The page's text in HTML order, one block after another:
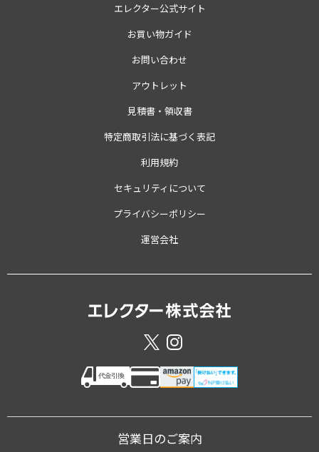
エレクター公式サイト
お買い物ガイド
お問い合わせ
アウトレット
見積書・領収書
特定商取引法に基づく表記
利用規約
セキュリティについて
プライバシーポリシー
運営会社
営業日のご案内